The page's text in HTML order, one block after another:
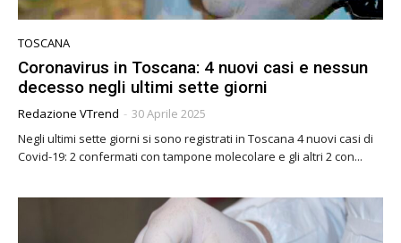
TOSCANA
Coronavirus in Toscana: 4 nuovi casi e nessun
decesso negli ultimi sette giorni
Redazione VTrend - 30 Aprile 2025
Negli ultimi sette giorni si sono registrati in Toscana 4 nuovi casi di
Covid-19: 2 confermati con tampone molecolare e gli altri 2 con...